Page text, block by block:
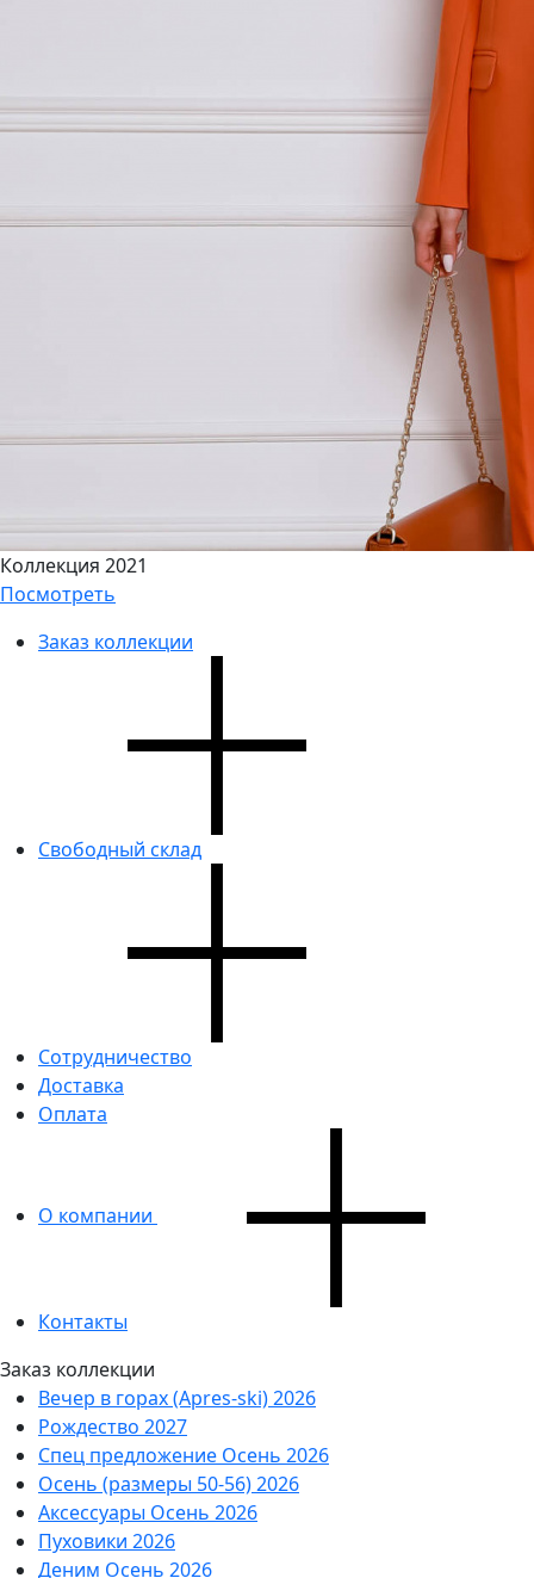
Коллекция 2021
Посмотреть
Заказ коллекции
Свободный склад
Сотрудничество
Доставка
Оплата
О компании
Контакты
Заказ коллекции
Вечер в горах (Apres-ski) 2026
Рождество 2027
Спец предложение Осень 2026
Осень (размеры 50-56) 2026
Аксессуары Осень 2026
Пуховики 2026
Деним Осень 2026